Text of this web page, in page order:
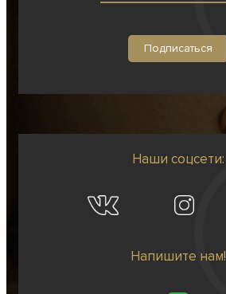
Наши соцсети:
Напишите нам!